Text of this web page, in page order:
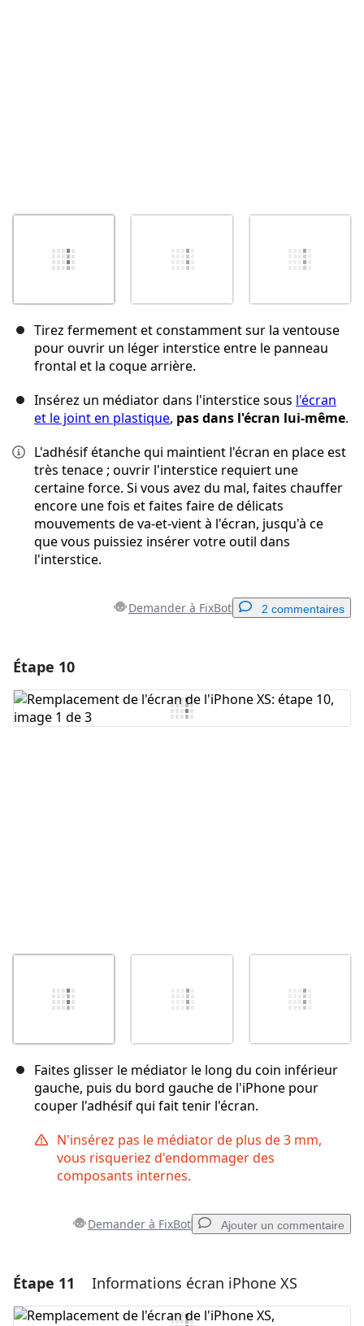
Tirez fermement et constamment sur la ventouse
pour ouvrir un léger interstice entre le panneau
frontal et la coque arrière.
Insérez un médiator dans l'interstice sous l'écran
et le joint en plastique, pas dans l'écran lui-même.
L'adhésif étanche qui maintient l'écran en place est
très tenace ; ouvrir l'interstice requiert une
certaine force. Si vous avez du mal, faites chauffer
encore une fois et faites faire de délicats
mouvements de va-et-vient à l'écran, jusqu'à ce
que vous puissiez insérer votre outil dans
l'interstice.
Demander à FixBot 2 commentaires
Ajouter un commentaire
Étape 10
Faites glisser le médiator le long du coin inférieur
gauche, puis du bord gauche de l'iPhone pour
couper l'adhésif qui fait tenir l'écran.
N'insérez pas le médiator de plus de 3 mm,
vous risqueriez d'endommager des
composants internes.
Demander à FixBot Ajouter un commentaire
Ajouter un commentaire
Étape 11 Informations écran iPhone XS